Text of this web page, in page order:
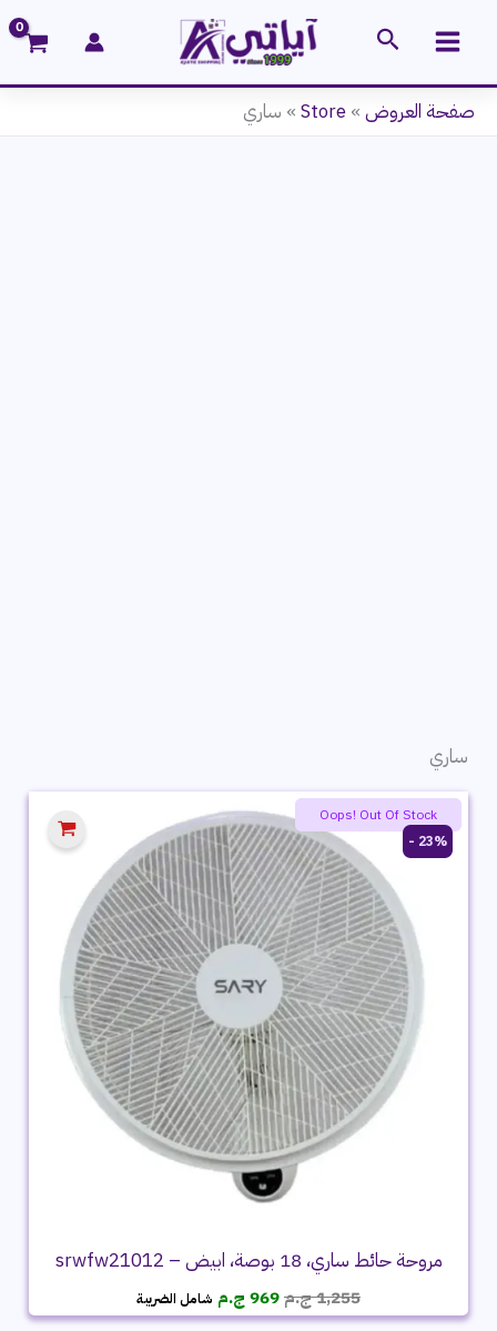
البحث
صفحة العروض »
Store
» ساري
ساري
23% -
مروحة حائط ساري، 18 بوصة، ابيض – srwfw21012
1,255ج.مالسعر
الأصلي
969 ج.م السعر
الحالي
شامل الضريبة
Oops! Out Of Stock
Summer product sale